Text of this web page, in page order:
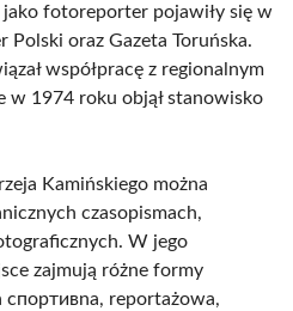
jako fotoreporter pojawiły się w
oraz Gazeta Toruńska.
współpracę z regionalnym
w 1974 roku objął stanowisko
Kamińskiego można
czasopismach,
W jego
zajmują różne formy
reportażowa,